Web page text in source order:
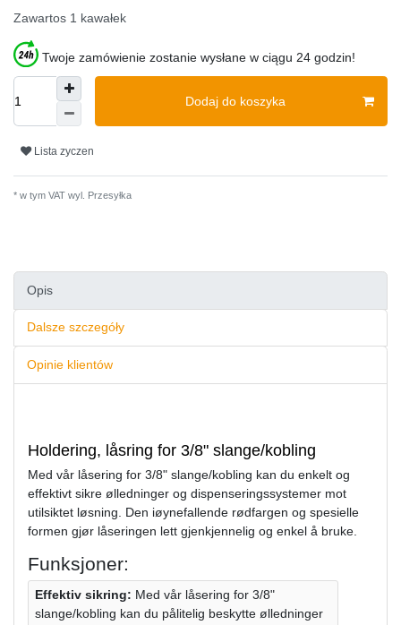
Zawartos 1 kawałek
Twoje zamówienie zostanie wysłane w ciągu 24 godzin!
Dodaj do koszyka
Lista zyczen
* w tym VAT wyl. Przesyłka
Opis
Dalsze szczegóły
Opinie klientów
Holdering, låsring for 3/8" slange/kobling
Med vår låsering for 3/8" slange/kobling kan du enkelt og
effektivt sikre ølledninger og dispenseringssystemer mot
utilsiktet løsning. Den iøynefallende rødfargen og spesielle
formen gjør låseringen lett gjenkjennelig og enkel å bruke.
Funksjoner:
Effektiv sikring: Med vår låsering for 3/8"
slange/kobling kan du pålitelig beskytte ølledninger